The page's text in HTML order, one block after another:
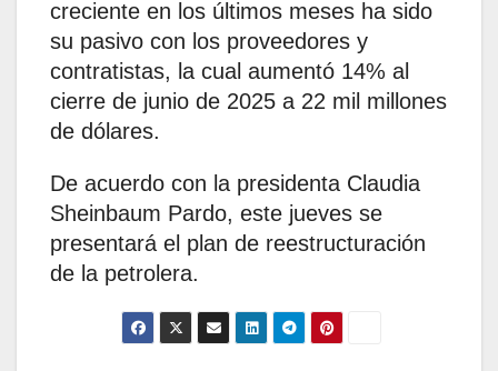
creciente en los últimos meses ha sido
su pasivo con los proveedores y
contratistas, la cual aumentó 14% al
cierre de junio de 2025 a 22 mil millones
de dólares.
De acuerdo con la presidenta Claudia
Sheinbaum Pardo, este jueves se
presentará el plan de reestructuración
de la petrolera.